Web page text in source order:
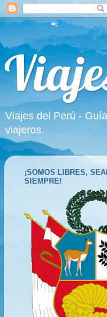
Viajes del Perú -
viajeros.
¡SOMOS LIBRES,
SIEMPRE!